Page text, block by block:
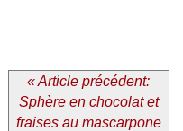
« Article précédent:
Sphère en chocolat et
fraises au mascarpone